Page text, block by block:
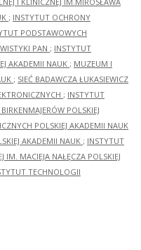
; INSTYTUT OCHRONY
PODSTAWOWYCH
PAN ; INSTYTUT
AKADEMII NAUK ; MUZEUM I
; SIEĆ BADAWCZA ŁUKASIEWICZ
; INSTYTUT
POLSKIEJ
POLSKIEJ AKADEMII NAUK
AKADEMII NAUK ; INSTYTUT
IM. MACIEJA NAŁĘCZA POLSKIEJ
TECHNOLOGII